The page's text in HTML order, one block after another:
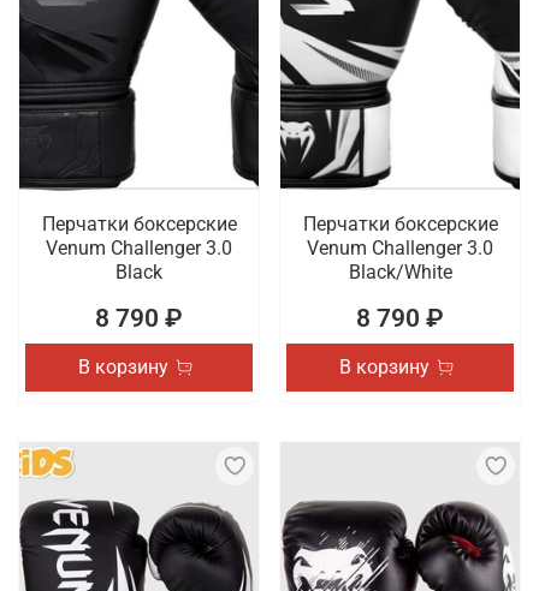
Перчатки боксерские
Venum Challenger 3.0
Black
8 790 ₽
В корзину
Перчатки боксерские
Venum Challenger 3.0
Black/White
8 790 ₽
В корзину